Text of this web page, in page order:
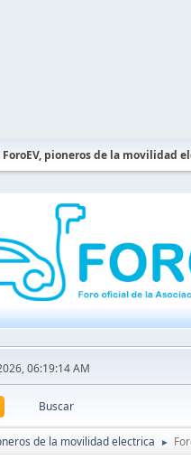
ForoEV, pioneros de la movilidad
06:19:14 AM
Buscar
de la movilidad electrica ►